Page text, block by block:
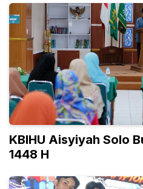
KBIHU Aisyiyah Solo
1448 H